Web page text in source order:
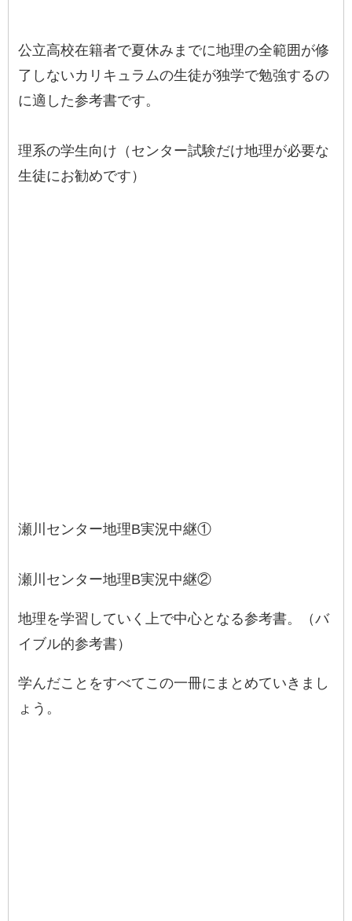
公立高校在籍者で夏休みまでに地理の全範囲が修
了しないカリキュラムの生徒が独学で勉強するの
に適した参考書です。
理系の学生向け（センター試験だけ地理が必要な
生徒にお勧めです）
瀬川センター地理B実況中継①
瀬川センター地理B実況中継②
地理を学習していく上で中心となる参考書。（バ
イブル的参考書）
学んだことをすべてこの一冊にまとめていきまし
ょう。